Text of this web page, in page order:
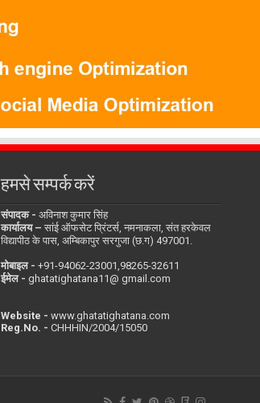
हमसे सम्पर्क करें
संपादक -अविनाश कुमार सिंह
कार्यालय –सांई ऑफसेट प्रिंटर्स, नमनाकला, संत हरकेवल
विद्यापीठ के पास, अम्बिकापुर सरगुजा (छ.ग) 497001.
मोबाइल - ‪+91-94062-23001‬,98265-32611
ईमेल -ghatatighatana11@ gmail.com
Website -www.ghatatighatana.com
Reg.No. -CHHHIN/2004/15050